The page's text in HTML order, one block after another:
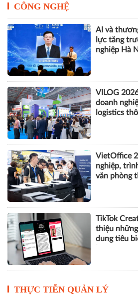
CÔNG NGHỆ
AI và
lực tăng
nghiệp Hà
VILOG
doanh
logistics
VietOffice
nghiệp,
văn phòng
TikTok
thiệu
dung tiêu
THỰC TIỄN QUẢN LÝ